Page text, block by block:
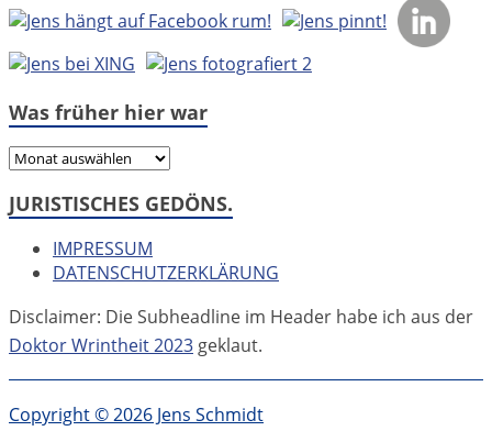
Was früher hier war
Was
hier
JURISTISCHES GEDÖNS.
IMPRESSUM
DATENSCHUTZERKLÄRUNG
Disclaimer: Die Subheadline im Header habe ich aus der
Doktor Wrintheit 2023 geklaut.
Copyright © 2026 Jens Schmidt